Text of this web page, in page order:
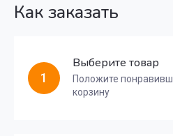
Как заказать
1
Выберите товар
Положите
корзину